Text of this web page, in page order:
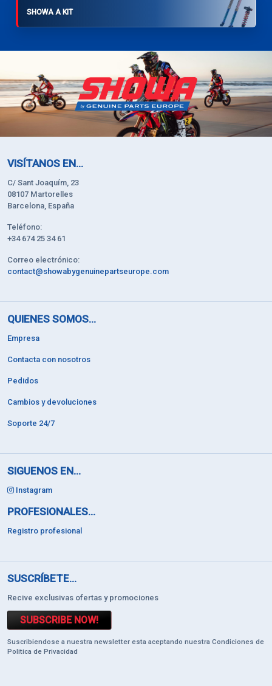
SHOWA A KIT
VISÍTANOS EN...
C/ Sant Joaquím, 23
08107 Martorelles
Barcelona, España
Teléfono:
+34 674 25 34 61
Correo electrónico:
contact@showabygenuinepartseurope.com
QUIENES SOMOS...
Empresa
Contacta con nosotros
Pedidos
Cambios y devoluciones
Soporte 24/7
SIGUENOS EN...
Instagram
PROFESIONALES...
Registro profesional
SUSCRÍBETE...
Recive exclusivas ofertas y promociones
SUBSCRIBE NOW!
Suscribiendose a nuestra newsletter esta aceptando nuestra Condiciones de
Politica de Privacidad